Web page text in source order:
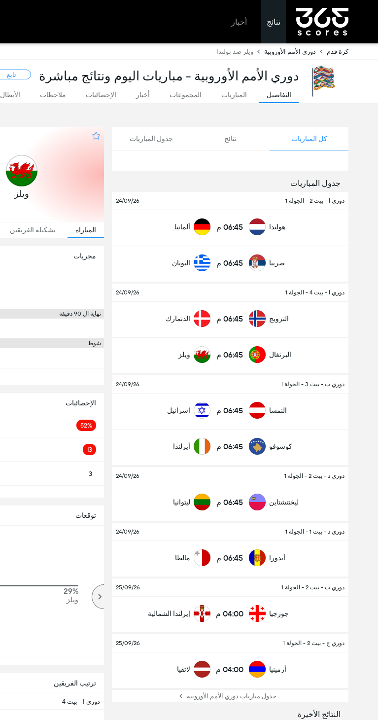
نتائج أخبار
كرة قدم دوري الأمم الأوروبية ويلز ضد بولندا
دوري الأمم الأوروبية - مباريات اليوم ونتائج مباشرة تابع
التفاصيل المباريات المجموعات أخبار الإحصائيات ملاحظات الأبطال
كل المباريات نتائج جدول المباريات
جدول المباريات
دوري ا - بيت 2 - الجولة 1 24/09/26
هولندا 06:45 م ألمانيا
صربيا 06:45 م اليونان
دوري ا - بيت 4 - الجولة 1 24/09/26
النرويج 06:45 م الدنمارك
البرتغال 06:45 م ويلز
دوري ب - بيت 3 - الجولة 1 24/09/26
النمسا 06:45 م اسرائيل
كوسوفو 06:45 م أيرلندا
دوري د - بيت 2 - الجولة 1 24/09/26
ليختنشتاين 06:45 م ليتوانيا
دوري د - بيت 1 - الجولة 1 24/09/26
أندورا 06:45 م مالطا
دوري ب - بيت 2 - الجولة 1 25/09/26
جورجيا 04:00 م إيرلندا الشمالية
دوري ج - بيت 2 - الجولة 1 25/09/26
أرمينيا 04:00 م لاتفيا
جدول مباريات دوري الأمم الأوروبية
النتائج الأخيرة
ويلز
المباراة تشكيلة الفريقين
مجريات
نهاية ال 90 دقيقة
شوط
الإحصائيات
52%
13
3
ترتيب الفريقين
دوري ا - بيت 4
توقعات
29%
ويلز
78%